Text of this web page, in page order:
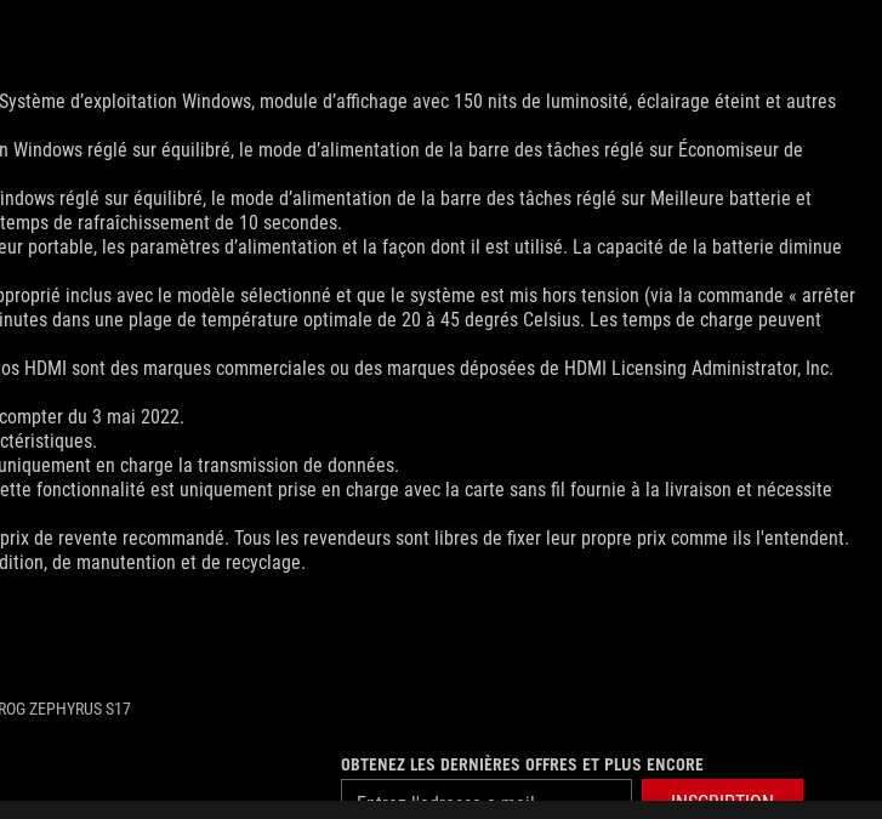
d’exploitation Windows, module d’affichage avec 150 nits de luminosité, éclairage éteint et autres
réglé sur équilibré, le mode d’alimentation de la barre des tâches réglé sur Économiseur de
réglé sur équilibré, le mode d’alimentation de la barre des tâches réglé sur Meilleure batterie et
de rafraîchissement de 10 secondes.
portable, les paramètres d’alimentation et la façon dont il est utilisé. La capacité de la batterie diminue
inclus avec le modèle sélectionné et que le système est mis hors tension (via la commande « arrêter
dans une plage de température optimale de 20 à 45 degrés Celsius. Les temps de charge peuvent
HDMI sont des marques commerciales ou des marques déposées de HDMI Licensing Administrator, Inc.
du 3 mai 2022.
en charge la transmission de données.
fonctionnalité est uniquement prise en charge avec la carte sans fil fournie à la livraison et nécessite
de revente recommandé. Tous les revendeurs sont libres de fixer leur propre prix comme ils l'entendent.
de manutention et de recyclage.
ZEPHYRUS S17
OBTENEZ LES DERNIÈRES OFFRES ET PLUS ENCORE
INSCRIPTION